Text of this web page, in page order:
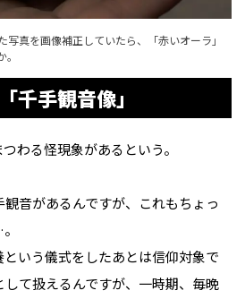
真を画像補正していたら、「赤いオーラ」
千手観音像」
わる怪現象があるという。
音があるんですが、これもちょっ
いう儀式をしたあとは信仰対象で
て扱えるんですが、一時期、毎晩